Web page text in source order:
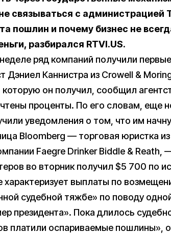
связываться с администрацией
пошлин и почему бизнес не
разбирался RTVI.US.
ряд компаний получили
Дэниел Каннистра из Crowell &
которую он получил, сообщил
проценты. По его словам, еще
уведомления о том, что им
Bloomberg — торговая юристка
Faegre Drinker Biddle & Reath,
во вторник получил $5 700 по
характеризует выплаты по
судебной тяжбе» по поводу
президента». Пока длилось
платили оспариваемые пошлины»,